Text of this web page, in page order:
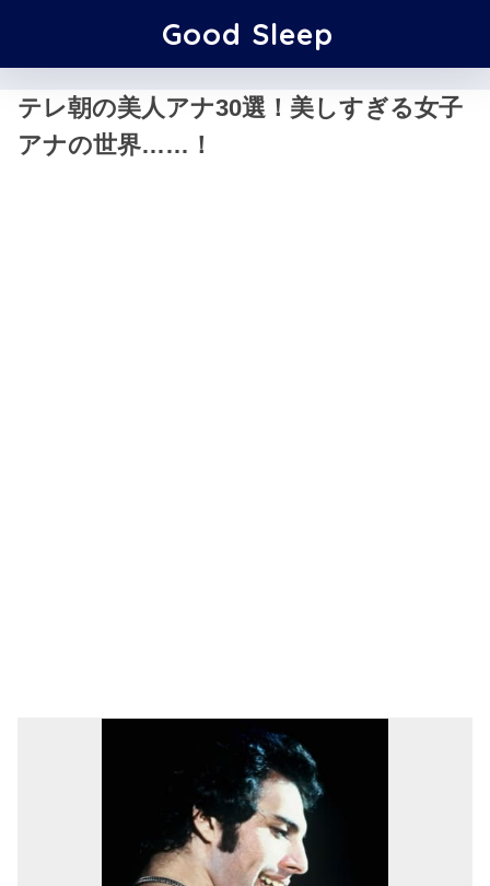
Good Sleep
テレ朝の美人アナ30選！美しすぎる女子
アナの世界……！